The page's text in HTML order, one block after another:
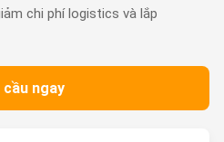
chi phí logistics và lắp
cầu ngay